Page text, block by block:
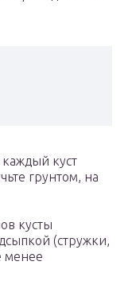
куст
грунтом, на
кусты
(стружки,
менее